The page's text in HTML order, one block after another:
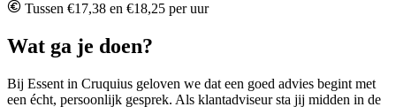
Tussen €17,38 en €18,25 per uur
Wat ga je doen?
Bij Essent in Cruquius geloven we dat een goed advies begint met
een écht, persoonlijk gesprek. Als klantadviseur sta jij midden in de